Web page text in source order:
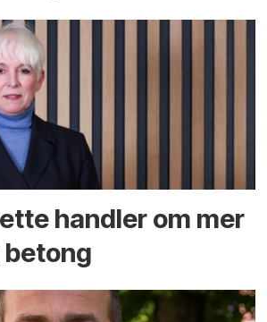
handler om mer
betong